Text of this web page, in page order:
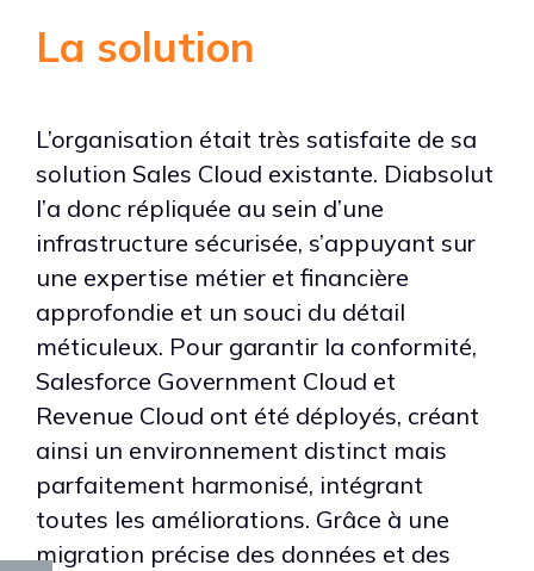
La solution
L’organisation était très satisfaite de sa
solution Sales Cloud existante. Diabsolut
l’a donc répliquée au sein d’une
infrastructure sécurisée, s’appuyant sur
une expertise métier et financière
approfondie et un souci du détail
méticuleux. Pour garantir la conformité,
Salesforce Government Cloud et
Revenue Cloud ont été déployés, créant
ainsi un environnement distinct mais
parfaitement harmonisé, intégrant
toutes les améliorations. Grâce à une
migration précise des données et des